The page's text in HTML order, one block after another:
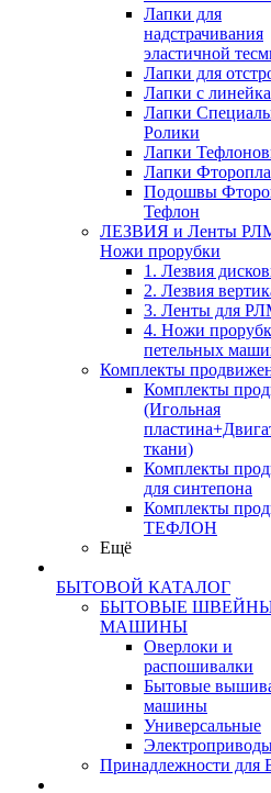
Лапки для
надстрачивания
эластичной
Лапки для
Лапки с
Лапки
Ролики
Лапки
Лапки
Подошвы
Тефлон
ЛЕЗВИЯ и Ленты
Ножи прорубки
1. Лезвия
2. Лезвия
3. Ленты для
4. Ножи
петельных
Комплекты
Комплекты
(Игольная
ткани)
Комплекты
для синтепона
Комплекты
ТЕФЛОН
Ещё
БЫТОВОЙ КАТАЛОГ
БЫТОВЫЕ
МАШИНЫ
Оверлоки и
распошивалки
Бытовые
машины
Универсальные
Принадлежности